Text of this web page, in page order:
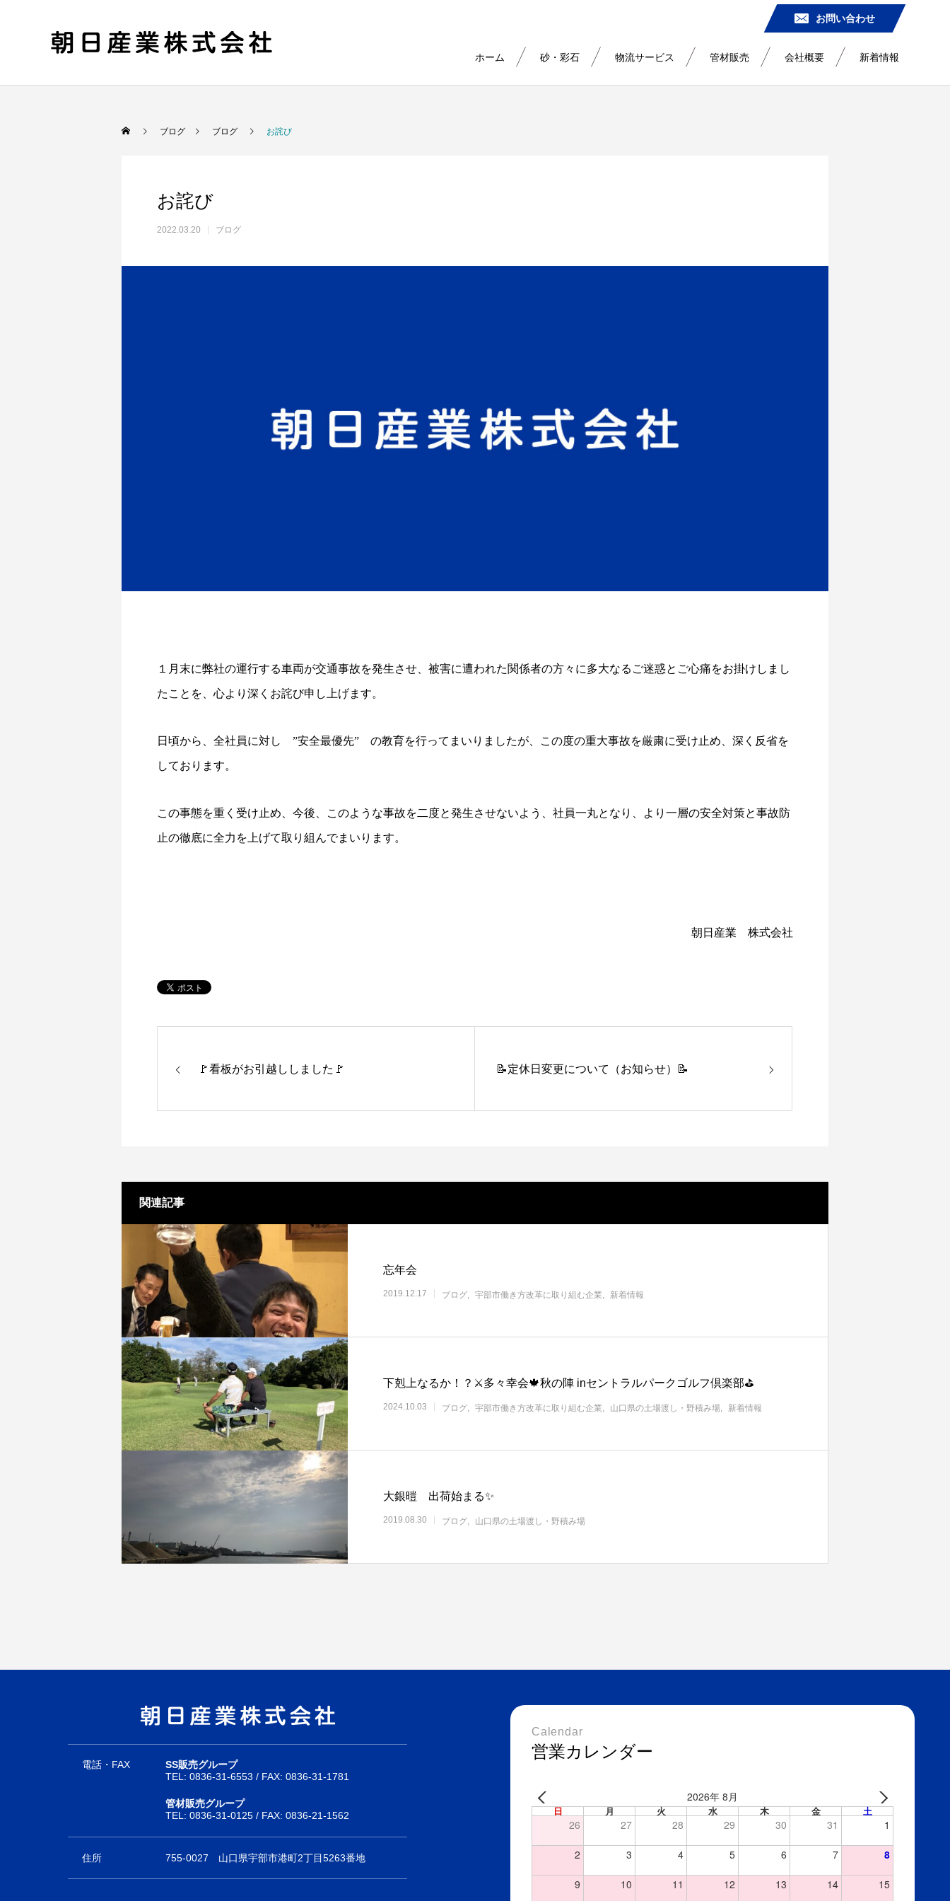
お問い合わせ
ホーム 砂・彩石 物流サービス 管材販売 会社概要 新着情報
ブログ ブログ お詫び
お詫び
2022.03.20 ブログ
１月末に弊社の運行する車両が交通事故を発生させ、被害に遭われた関係者の方々に多大なるご迷惑とご心痛をお掛けしまし
たことを、心より深くお詫び申し上げます。
日頃から、全社員に対し ”安全最優先” の教育を行ってまいりましたが、この度の重大事故を厳粛に受け止め、深く反省を
しております。
この事態を重く受け止め、今後、このような事故を二度と発生させないよう、社員一丸となり、より一層の安全対策と事故防
止の徹底に全力を上げて取り組んでまいります。
朝日産業 株式会社
🚩看板がお引越ししました🚩 📝定休日変更について（お知らせ）📝
関連記事
忘年会
2019.12.17 ブログ 宇部市働き方改革に取り組む企業 新着情報
下剋上なるか！？⚔️多々幸会🍁秋の陣 inセントラルパークゴルフ倶楽部⛳
2024.10.03 ブログ 宇部市働き方改革に取り組む企業 山口県の土場渡し・野積み場 新着情報
大銀暟 出荷始まる✨
2019.08.30 ブログ 山口県の土場渡し・野積み場
電話・FAX
SS販売グループ
TEL: 0836-31-6553 / FAX: 0836-31-1781
管材販売グループ
TEL: 0836-31-0125 / FAX: 0836-21-1562
住所 755-0027 山口県宇部市港町2丁目5263番地
Calendar
営業カレンダー
2026年 8月
日 月 火 水 木 金 土
26 27 28 29 30 31 1
2 3 4 5 6 7 8
9 10 11 12 13 14 15